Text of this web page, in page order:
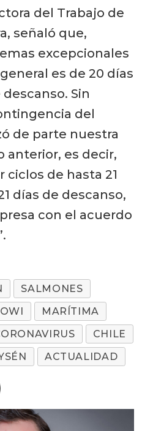
del Trabajo de
señaló que,
excepcionales
es de 20 días
Sin
del
de parte nuestra
anterior, es decir,
de hasta 21
días de descanso,
con el acuerdo
SALMONES
MARÍTIMA
CHILE
ACTUALIDAD